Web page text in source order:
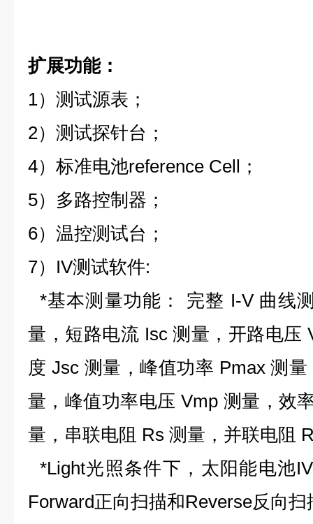
扩展功能：
1）测试源表；
2）测试探针台；
4）标准电池reference Cell；
5）多路控制器；
6）温控测试台；
7）IV测试软件:
*基本测量功能： 完整 I-V 曲线
量，短路电流 Isc 测量，开路电压
度 Jsc 测量，峰值功率 Pmax 测
量，峰值功率电压 Vmp 测量，效
量，串联电阻 Rs 测量，并联电阻
*Light光照条件下，太阳能电池
Forward正向扫描和Reverse反向